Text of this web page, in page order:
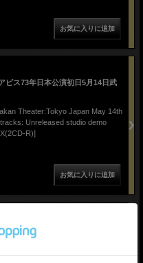
ピス73年日本公演初日5月14日武
Theater:Tokyo Japan May 14th
Unreleased studio demo
R)]
ス 74年ラストヨーロッパツアー1
SBD
Theatre:London England